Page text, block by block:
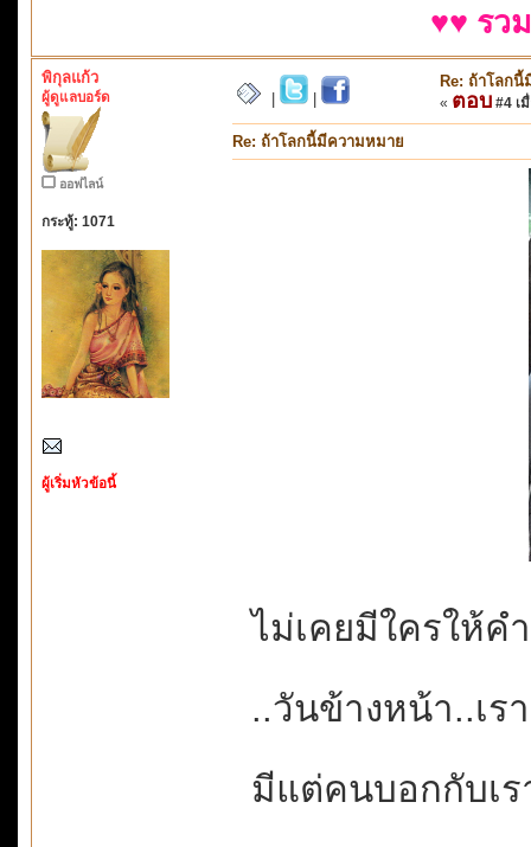
♥♥ รว
พิกุลแก้ว
ผู้ดูแลบอร์ด
ออฟไลน์
กระทู้: 1071
ผู้เริ่มหัวข้อนี้
Re: ถ้าโลก
« ตอบ #4 เ
Re: ถ้าโลกนี้มีความหมาย
ไม่เคยมีใครให้
..วันข้างหน้า..เร
มีแต่คนบอกกับเร